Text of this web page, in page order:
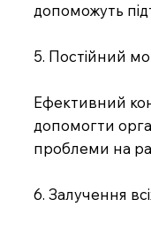
допоможуть
5. Постійний
Ефективний
допомогти
проблеми на
6. Залучення